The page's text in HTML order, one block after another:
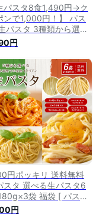
パスタ8食1,490円→ク
ンで1,000円！】 パス
パスタ 3種類から選べ
海道 金の.生パスタ8
袋. 生麺 パスタ
パゲティ 糖質制限 ス
ッティ 低糖質 詰め合わ
ェットチーネ リングイ
ット 【DS01】
円
円ポッキリ 送料無料
スタ 選べる生パスタ6
袋 福袋 [ パスタ
グイネ フェットチーネ
ゲッティ スパゲティ パ
円